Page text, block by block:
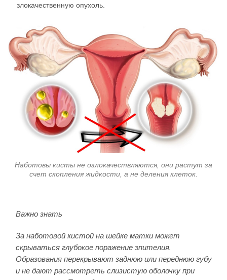
злокачественную опухоль.
Наботовы кисты не озлокачествляются, они растут за
счет скопления жидкости, а не деления клеток.
Важно знать
За наботовой кистой на шейке матки может
скрываться глубокое поражение эпителия.
Образования перекрывают заднюю или переднюю губу
и не дают рассмотреть слизистую оболочку при